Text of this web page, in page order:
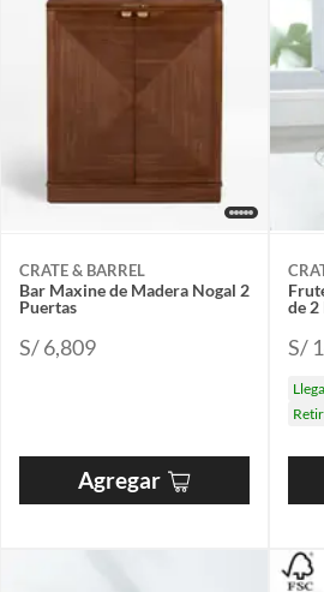
CRATE & BARREL
Bar Maxine de Madera Nogal 2
Puertas
S/ 6,809
Agregar
de 2
S/